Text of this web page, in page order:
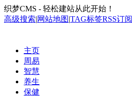
织梦CMS - 轻松建站从此开始！
高级搜索|网站地图|TAG标签RSS订阅
主页
周易
智慧
养生
保健